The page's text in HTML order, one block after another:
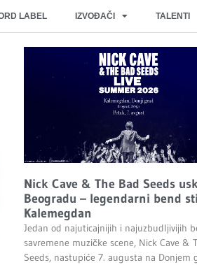
LABEL IZVOĐAČI TALENTI
Nick Cave & The Bad Seeds
Beogradu – legendarni bend
Kalemegdan
Jedan od najuticajnijih i najuzbudljivijih
savremene muzičke scene, Nick Cave &
Seeds, nastupiće 7. augusta na Donjem